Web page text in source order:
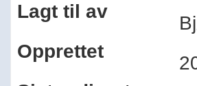
Lagt til av
Opprettet